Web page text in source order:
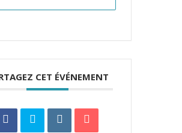
CET ÉVÉNEMENT